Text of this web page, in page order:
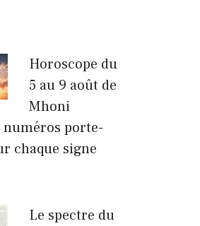
Horoscope du
5 au 9 août de
Mhoni
numéros porte-
chaque signe
Le spectre du